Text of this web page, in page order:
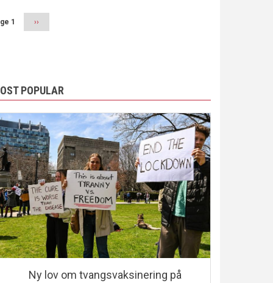
1
Next
page
››
POPULAR
Ny lov om tvangsvaksinering på